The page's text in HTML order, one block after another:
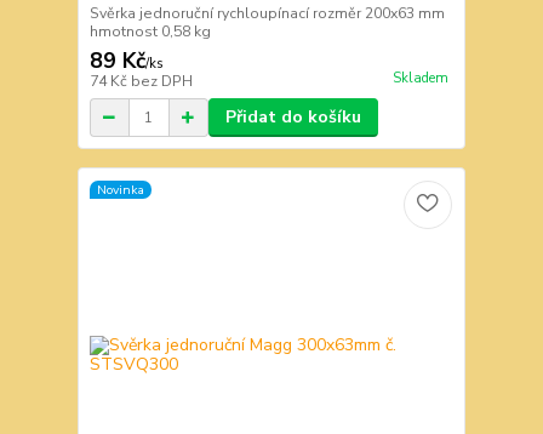
Svěrka jednoruční rychloupínací rozměr 200x63 mm
hmotnost 0,58 kg
89 Kč/ks
74 Kč bez DPH Skladem
Přidat do košíku
Novinka